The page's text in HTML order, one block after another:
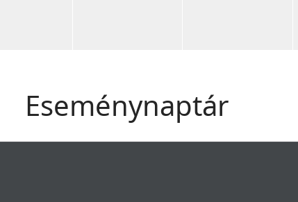
Eseménynaptár